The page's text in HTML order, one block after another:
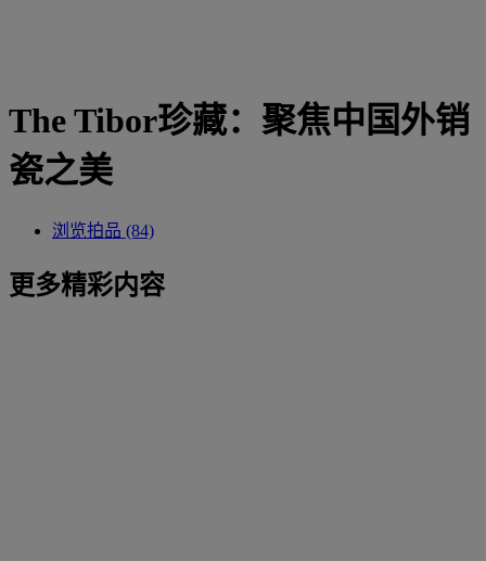
The Tibor珍藏：聚焦中国外销
瓷之美
浏览拍品 (84)
更多精彩内容